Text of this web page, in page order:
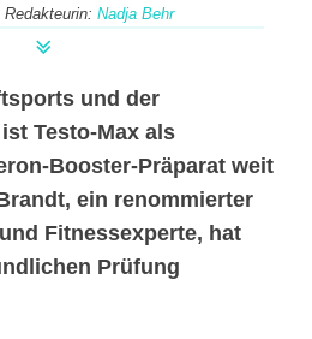
Nadja Behr
und der
Testo-Max als
Booster-Präparat weit
ein renommierter
Fitnessexperte, hat
Prüfung